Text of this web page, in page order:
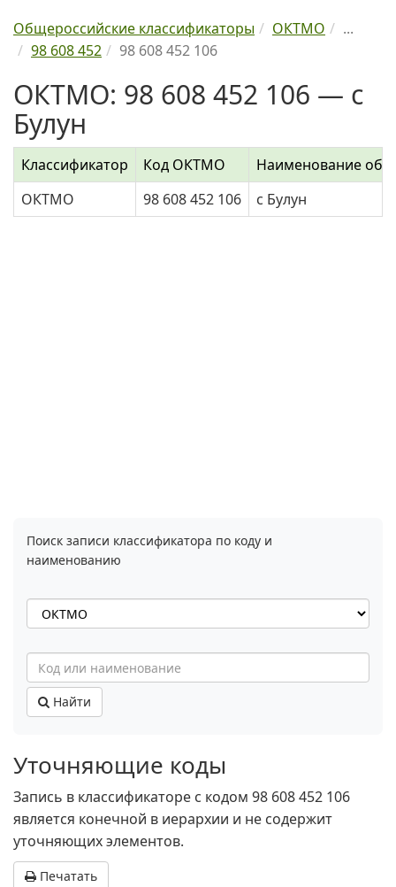
Общероссийские классификаторы ОКТМО
...
98 608 452
98 608 452 106
ОКТМО: 98 608 452 106 — с
Булун
Классификатор Код ОКТМО
Наименование
ОКТМО
98 608 452 106 с Булун
Поиск записи классификатора по коду и
наименованию
Найти
Уточняющие коды
Запись в классификаторе с кодом 98 608 452 106
является конечной в иерархии и не содержит
уточняющих элементов.
Печатать